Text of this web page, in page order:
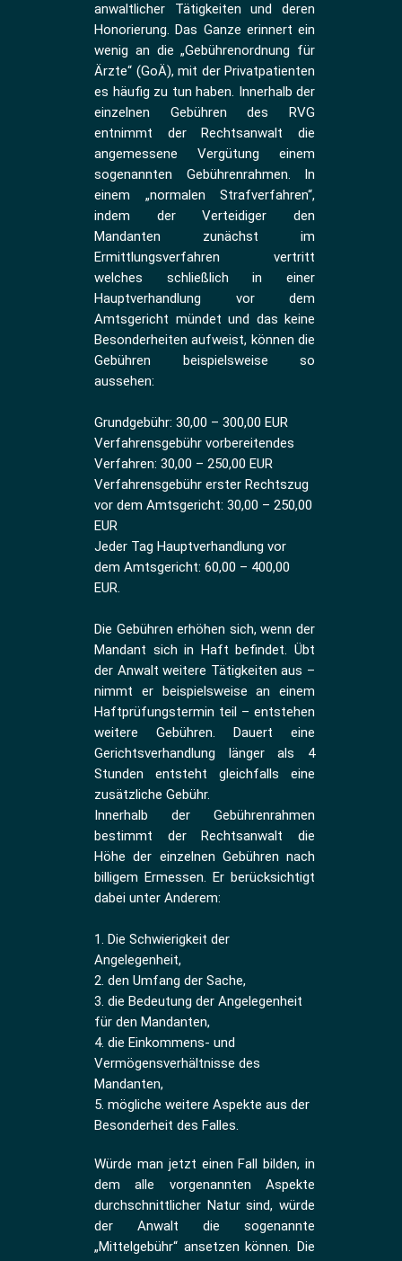
anwaltlicher Tätigkeiten und deren
Honorierung. Das Ganze erinnert ein
wenig an die „Gebührenordnung für
Ärzte“ (GoÄ), mit der Privatpatienten
es häufig zu tun haben. Innerhalb der
einzelnen Gebühren des RVG
entnimmt der Rechtsanwalt die
angemessene Vergütung einem
sogenannten Gebührenrahmen. In
einem „normalen Strafverfahren“,
indem der Verteidiger den
Mandanten zunächst im
Ermittlungsverfahren vertritt
welches schließlich in einer
Hauptverhandlung vor dem
Amtsgericht mündet und das keine
Besonderheiten aufweist, können die
Gebühren beispielsweise so
aussehen:
Grundgebühr: 30,00 – 300,00 EUR
Verfahrensgebühr vorbereitendes
Verfahren: 30,00 – 250,00 EUR
Verfahrensgebühr erster Rechtszug
vor dem Amtsgericht: 30,00 – 250,00
EUR
Jeder Tag Hauptverhandlung vor
dem Amtsgericht: 60,00 – 400,00
EUR.
Die Gebühren erhöhen sich, wenn der
Mandant sich in Haft befindet. Übt
der Anwalt weitere Tätigkeiten aus –
nimmt er beispielsweise an einem
Haftprüfungstermin teil – entstehen
weitere Gebühren. Dauert eine
Gerichtsverhandlung länger als 4
Stunden entsteht gleichfalls eine
zusätzliche Gebühr.
Innerhalb der Gebührenrahmen
bestimmt der Rechtsanwalt die
Höhe der einzelnen Gebühren nach
billigem Ermessen. Er berücksichtigt
dabei unter Anderem:
1. Die Schwierigkeit der
Angelegenheit,
2. den Umfang der Sache,
3. die Bedeutung der Angelegenheit
für den Mandanten,
4. die Einkommens- und
Vermögensverhältnisse des
Mandanten,
5. mögliche weitere Aspekte aus der
Besonderheit des Falles.
Würde man jetzt einen Fall bilden, in
dem alle vorgenannten Aspekte
durchschnittlicher Natur sind, würde
der Anwalt die sogenannte
„Mittelgebühr“ ansetzen können. Die